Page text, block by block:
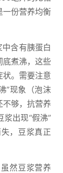
一份营养均衡
中含有胰蛋白
底煮沸，这些
。需要注意
”现象（泡沫
不够，抗营养
出现“假沸”
，豆浆真正
虽然豆浆营养